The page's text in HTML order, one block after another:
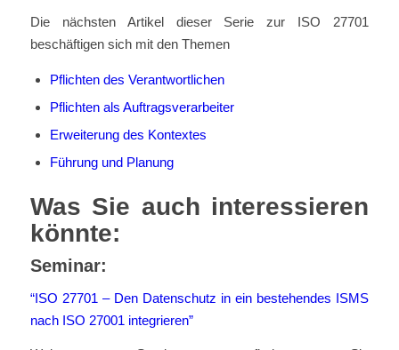
Die nächsten Artikel dieser Serie zur ISO 27701
beschäftigen sich mit den Themen
Pflichten des Verantwortlichen
Pflichten als Auftragsverarbeiter
Erweiterung des Kontextes
Führung und Planung
Was Sie auch interessieren
könnte:
Seminar:
“ISO 27701 – Den Datenschutz in ein bestehendes ISMS
nach ISO 27001 integrieren”